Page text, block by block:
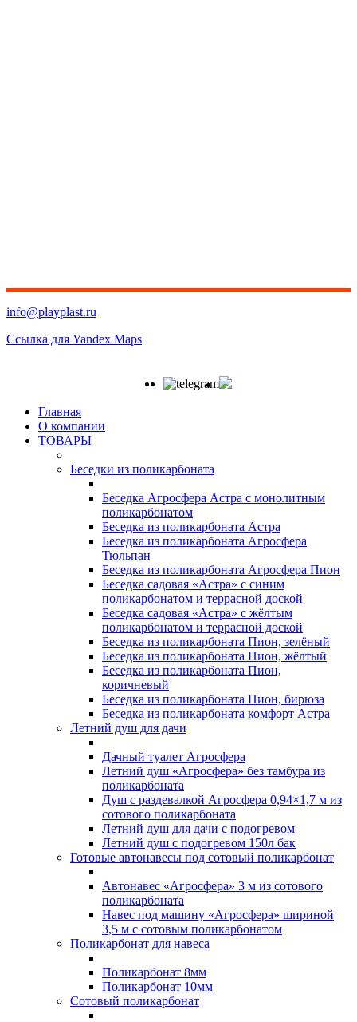
info@playplast.ru
Ссылка для Yandex Maps
Главная
О компании
ТОВАРЫ
Беседки из поликарбоната
Беседка Агросфера Астра с монолитным
поликарбонатом
Беседка из поликарбоната Астра
Беседка из поликарбоната Агросфера
Тюльпан
Беседка из поликарбоната Агросфера Пион
Беседка садовая «Астра» с синим
поликарбонатом и террасной доской
Беседка садовая «Астра» с жёлтым
поликарбонатом и террасной доской
Беседка из поликарбоната Пион, зелёный
Беседка из поликарбоната Пион, жёлтый
Беседка из поликарбоната Пион,
коричневый
Беседка из поликарбоната Пион, бирюза
Беседка из поликарбоната комфорт Астра
Летний душ для дачи
Дачный туалет Агросфера
Летний душ «Агросфера» без тамбура из
поликарбоната
Душ с раздевалкой Агросфера 0,94×1,7 м из
сотового поликарбоната
Летний душ для дачи с подогревом
Летний душ с подогревом 150л бак
Готовые автонавесы под сотовый поликарбонат
Автонавес «Агросфера» 3 м из сотового
поликарбоната
Навес под машину «Агросфера» шириной
3,5 м с сотовым поликарбонатом
Поликарбонат для навеса
Поликарбонат 8мм
Поликарбонат 10мм
Сотовый поликарбонат